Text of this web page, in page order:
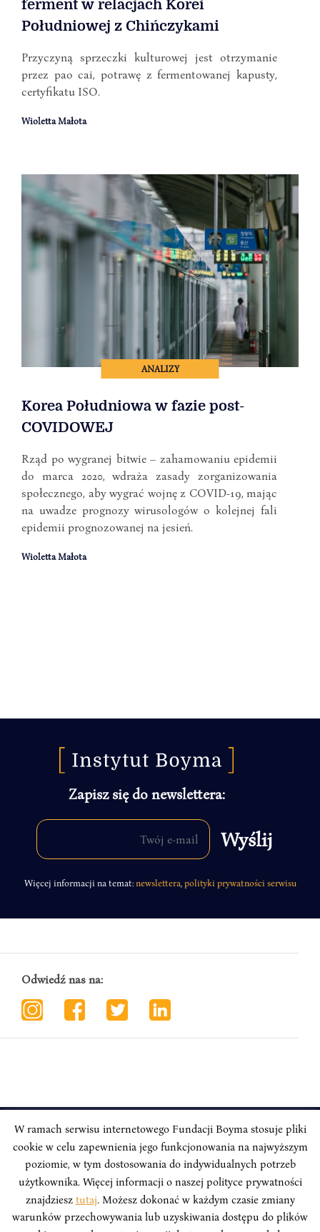
ferment w relacjach Korei
Południowej z Chińczykami
Przyczyną sprzeczki kulturowej jest otrzymanie
przez pao cai, potrawę z fermentowanej kapusty,
certyfikatu ISO.
Wioletta Małota
ANALIZY
Korea Południowa w fazie post-
COVIDOWEJ
Rząd po wygranej bitwie – zahamowaniu epidemii
do marca 2020, wdraża zasady zorganizowania
społecznego, aby wygrać wojnę z COVID-19, mając
na uwadze prognozy wirusologów o kolejnej fali
epidemii prognozowanej na jesień.
Wioletta Małota
Zapisz się do newslettera:
Więcej informacji na temat:newslettera polityki prywatności serwisu
Odwiedź nas na:
INSTYTUT BOYMA / Asian Century
Adres korespondencyjny: ul. Freta 11/5, 00-027 Warszawa
Odwiedź nas w mediach społecznościowych:
W ramach serwisu internetowego Fundacji Boyma stosuje pliki
cookie w celu zapewnienia jego funkcjonowania na najwyższym
poziomie, w tym dostosowania do indywidualnych potrzeb
użytkownika. Więcej informacji o naszej polityce prywatności
znajdziesz tutaj. Możesz dokonać w każdym czasie zmiany
warunków przechowywania lub uzyskiwania dostępu do plików